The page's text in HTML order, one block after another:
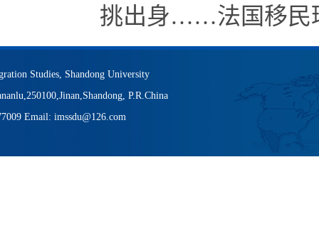
挑出身……法国移民
Studies, Shandong University
P.R.China
Email: imssdu@126.com